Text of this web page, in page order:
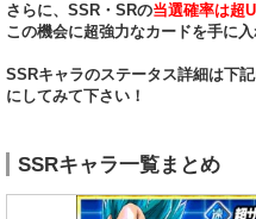
さらに、SSR・SRの当選確率は超
この機会に超強力なカードを手に
SSRキャラのステータス詳細は下
にしてみて下さい！
SSRキャラ一覧まとめ